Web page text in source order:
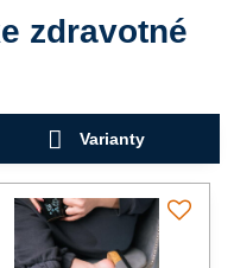
zdravotné
Varianty